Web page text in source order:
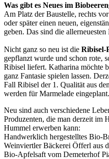
Was gibt es Neues im
Am Platz der Baustelle, rechts
oder später einen neuen,
geben. Das sind die allerneuesten
Nicht ganz so neu ist die Ribisel-
gepflanzt wurde und schon rote,
Ribisel liefert. Katharina möchte
ganz Fantasie spielen lassen.
Fall Ribisel der 1. Qualität aus
werden für Marmelade eingeplant.
Neu sind auch verschiedene
Produzenten, die man derzeit im
Hummel erwerben kann:
Handwerklich hergestelltes Bio-
Weinviertler Bäckerei Öfferl aus
Bio-Apfelsaft vom Demeterhof